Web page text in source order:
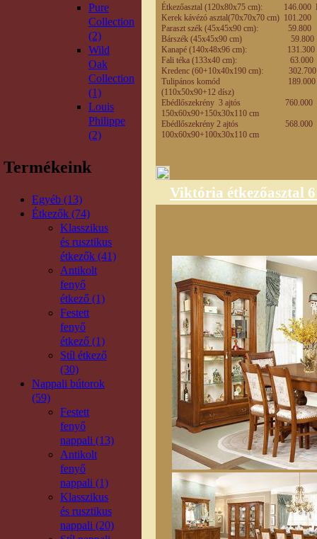
Pure
Collection
(2)
Wild
Oak
Collection
(1)
Louis
Philippe
(2)
Termékeink
Egyéb (13)
Étkezők (74)
Klasszikus
és rusztikus
étkezők (41)
Antikolt
fenyő
étkező (1)
Festett
fenyő
étkező (1)
Stíl étkező
(30)
Nappali bútorok
(59)
Festett
fenyő
nappali (13)
Antikolt
fenyő
nappali (1)
Klasszikus
és rusztikus
nappali (20)
Étkezőasztal (120x80x75 cm): 146.000
Kerek kávézó asztal(70x70x70 cm) 101.200
Paraszt szék (45x45x90 cm): 59.800
Bárszék (45x45x90 cm) 59.800
Kanapé (140x48x96 cm): 131.300
Fali téka (133x40 cm): 63.000
Kredenc (60+10x40x190 cm):
Tulipános komód 189.000
(110x50x90+12 dísz)
Ebédlőszekrény 3 ajtós 760.000
150x60x90+150x30x110 cm
Ebédlőszekrény 2 ajtós 568.000
100x60x90+100x30x110 cm
Viktória étkezőasztal